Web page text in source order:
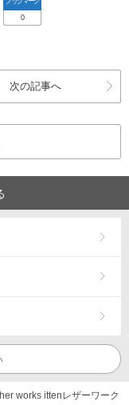
0
次の記事へ
works ittenレザーワーク